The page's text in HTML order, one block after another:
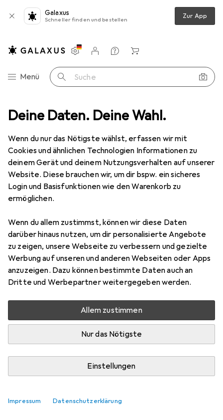
Deine Daten. Deine Wahl.
Wenn du nur das Nötigste wählst, erfassen wir mit
Cookies und ähnlichen Technologien Informationen zu
deinem Gerät und deinem Nutzungsverhalten auf unserer
Website. Diese brauchen wir, um dir bspw. ein sicheres
Login und Basisfunktionen wie den Warenkorb zu
ermöglichen.
Wenn du allem zustimmst, können wir diese Daten
darüber hinaus nutzen, um dir personalisierte Angebote
zu zeigen, unsere Webseite zu verbessern und gezielte
Werbung auf unseren und anderen Webseiten oder Apps
anzuzeigen. Dazu können bestimmte Daten auch an
Dritte und Werbepartner weitergegeben werden.
Allem zustimmen
Nur das Nötigste
Einstellungen
Impressum Datenschutzerklärung
Galaxus
Schneller finden und bestellen Zur App
Navigation nach Kategorien
Menü Suche
Einstellungen
Kundenkonto
Vergleichslisten
Merklisten
Warenkorb
Teng Tools 3/8 mm Vierkant Ratschengriff, Länge 32 mm
4 Bilder
−8%
Teng Tools3/8 mm Vierkant
Ratschengriff, Länge 32 mm
3/8"
Preis in EUR inkl. MwSt.
EUR
46,88
56,43
Marke
Mehr von Teng Tools
Zwischen Mi, 26.8. und Fr, 28.8. geliefert
Benachrichtigen, wenn schneller verfügbar